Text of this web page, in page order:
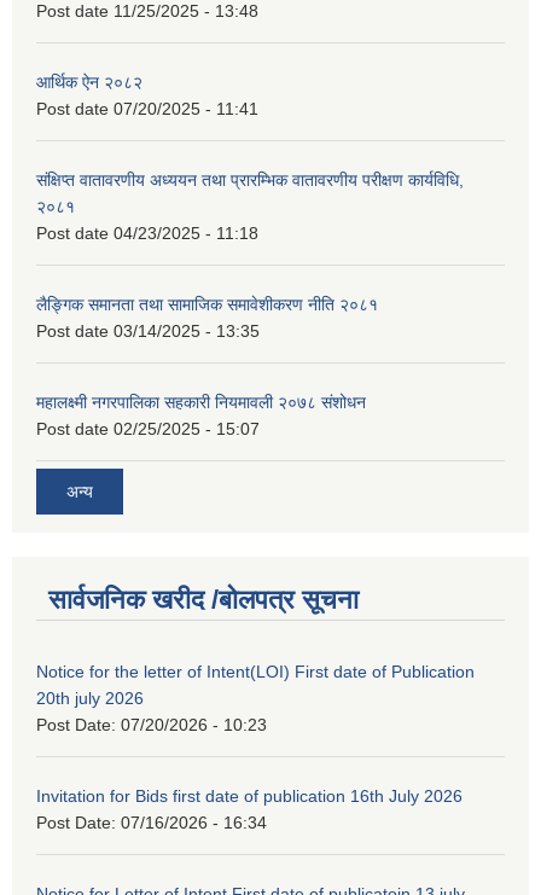
Post date 11/25/2025 - 13:48
आर्थिक ऐन २०८२
Post date 07/20/2025 - 11:41
संक्षिप्त वातावरणीय अध्ययन तथा प्रारम्भिक वातावरणीय परीक्षण कार्यविधि,
२०८१
Post date 04/23/2025 - 11:18
लैङ्गिक समानता तथा सामाजिक समावेशीकरण नीति २०८१
Post date 03/14/2025 - 13:35
महालक्ष्मी नगरपालिका सहकारी नियमावली २०७८ संशोधन
Post date 02/25/2025 - 15:07
अन्य
सार्वजनिक खरीद /बोलपत्र सूचना
Notice for the letter of Intent(LOI) First date of Publication
20th july 2026
Post Date: 07/20/2026 - 10:23
Invitation for Bids first date of publication 16th July 2026
Post Date: 07/16/2026 - 16:34